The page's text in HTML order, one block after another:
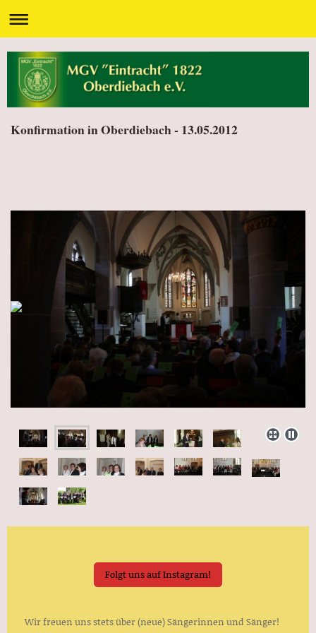
Konfirmation in Oberdiebach - 13.05.2012
Folgt uns auf Instagram!
Wir freuen uns stets über (neue) Sängerinnen und Sänger!